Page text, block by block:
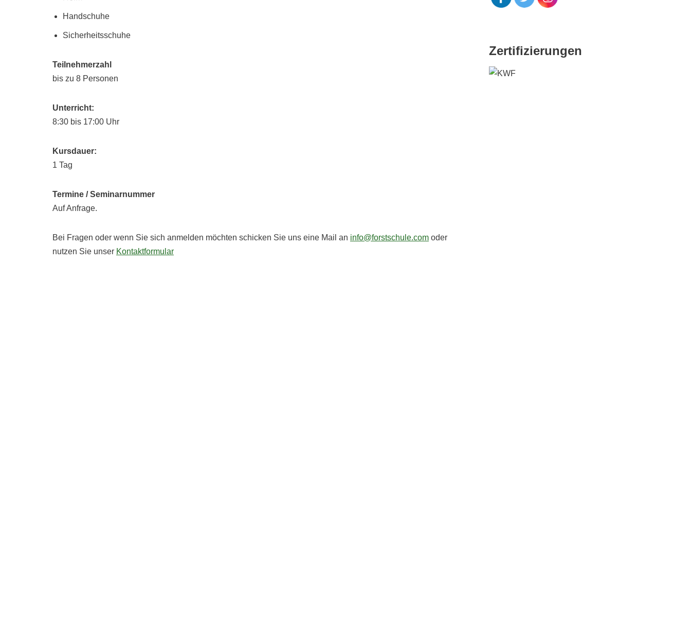
Handschuhe
Sicherheitsschuhe
Teilnehmerzahl
bis zu 8 Personen
Unterricht:
8:30 bis 17:00 Uhr
Kursdauer:
1 Tag
Termine / Seminarnummer
Auf Anfrage.
Bei Fragen oder wenn Sie sich anmelden möchten schicken Sie uns eine Mail an info@forstschule.com oder
nutzen Sie unser Kontaktformular
Zertifizierungen